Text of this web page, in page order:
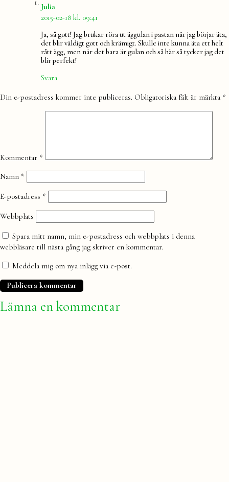
Julia
2015-02-18 kl. 09:41
Ja, så gott! Jag brukar röra ut äggulan i pastan när jag börjar äta,
det blir väldigt gott och krämigt. Skulle inte kunna äta ett helt
rått ägg, men när det bara är gulan och så här så tycker jag det
blir perfekt!
Svara
Lämna
Din e-postadress kommer inte publiceras. Obligatoriska fält är märkta *
Kommentar *
Namn *
E-postadress *
Webbplats
Spara mitt namn, min e-postadress och webbplats i denna
webbläsare till nästa gång jag skriver en kommentar.
Meddela mig om nya inlägg via e-post.
Lämna en kommentar